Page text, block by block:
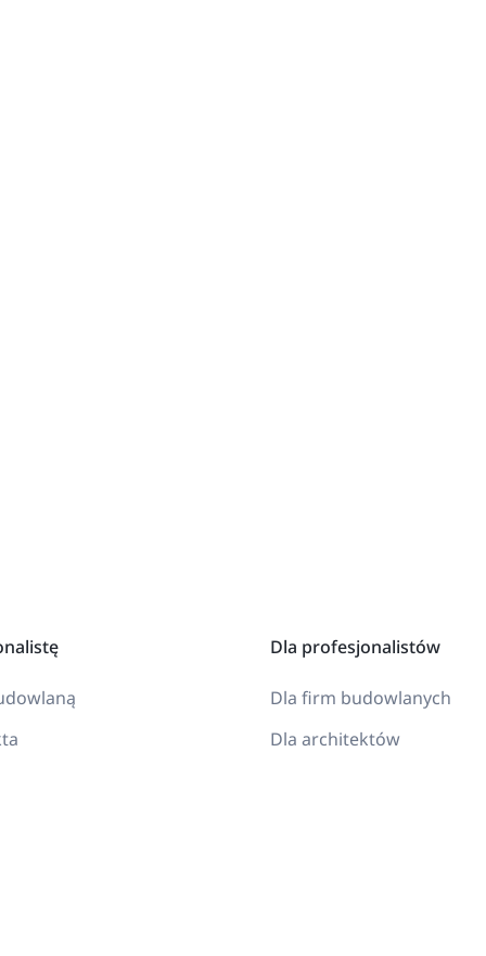
Dla profesjonalistów
Dla firm budowlanych
Dla architektów